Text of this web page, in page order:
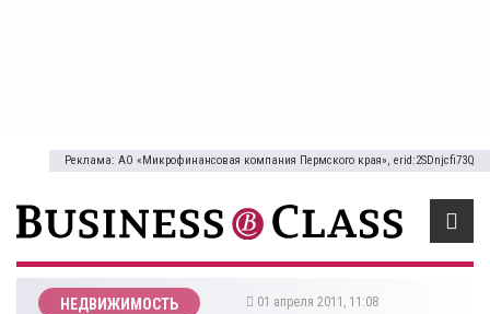
Реклама: АО «Микрофинансовая компания Пермского края», erid:2SDnjcfi73Q
НЕДВИЖИМОСТЬ 01 апреля 2011, 11:08